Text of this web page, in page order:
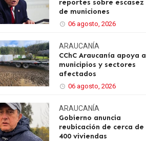
reportes sobre escasez
de municiones
06 agosto, 2026
ARAUCANÍA
CChC Araucanía apoya a
municipios y sectores
afectados
06 agosto, 2026
ARAUCANÍA
Gobierno anuncia
reubicación de cerca de
400 viviendas